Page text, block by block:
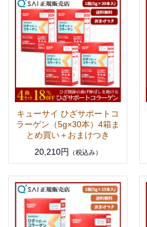
キューサイ ひざサポートコ
ラーゲン（5g×30本）4箱ま
とめ買い＋おまけつき
20,210円
（税込み）